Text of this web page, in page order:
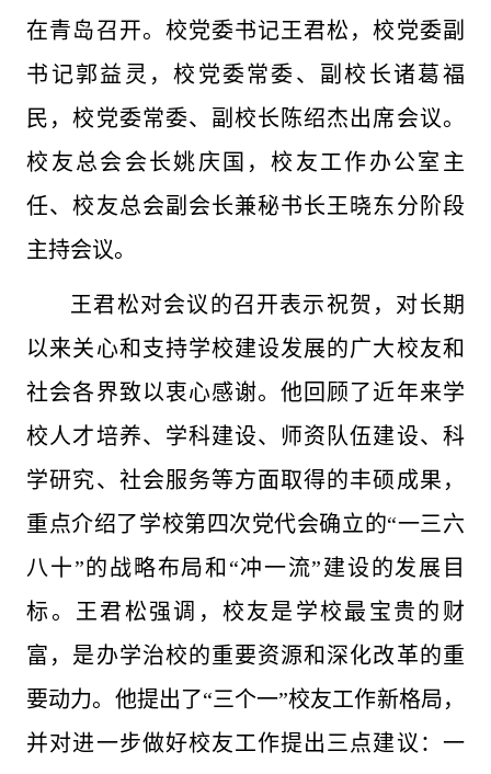
在青岛召开。校党委书记王君松，校党委副
书记郭益灵，校党委常委、副校长诸葛福
民，校党委常委、副校长陈绍杰出席会议。
校友总会会长姚庆国，校友工作办公室主
任、校友总会副会长兼秘书长王晓东分阶段
主持会议。
王君松对会议的召开表示祝贺，对长期
以来关心和支持学校建设发展的广大校友和
社会各界致以衷心感谢。他回顾了近年来学
校人才培养、学科建设、师资队伍建设、科
学研究、社会服务等方面取得的丰硕成果，
重点介绍了学校第四次党代会确立的“一三六
八十”的战略布局和“冲一流”建设的发展目
标。王君松强调，校友是学校最宝贵的财
富，是办学治校的重要资源和深化改革的重
要动力。他提出了“三个一”校友工作新格局，
并对进一步做好校友工作提出三点建议：一